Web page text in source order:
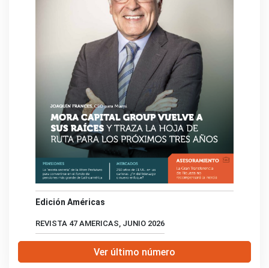
Edición Américas
REVISTA 47 AMERICAS, JUNIO 2026
Ver último número